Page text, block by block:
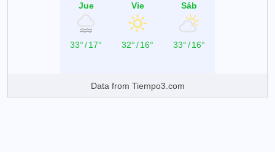
Jue
33°/17°
Vie
32°/16°
Sáb
33°/16°
Data from Tiempo3.com